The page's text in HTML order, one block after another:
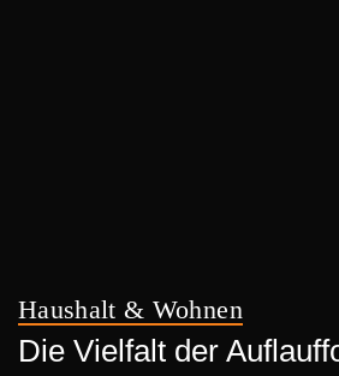
Haushalt & Wohnen
Die Vielfalt der